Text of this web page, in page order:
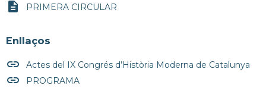
description PRIMERA CIRCULAR
Enllaços
insert_link Actes del IX Congrés d’Història Moderna de Catalunya
insert_link PROGRAMA